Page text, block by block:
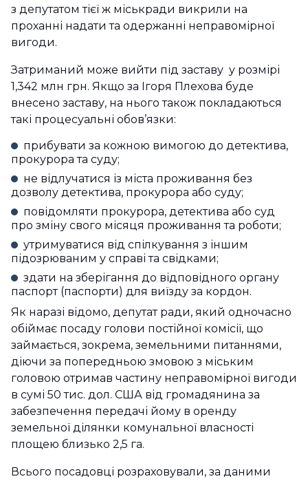
з депутатом тієї ж міськради викрили на
проханні надати та одержанні неправомірної
вигоди.
Затриманий може вийти під заставу у розмірі
1,342 млн грн. Якщо за Ігоря Плехова буде
внесено заставу, на нього також покладаються
такі процесуальні обов’язки:
прибувати за кожною вимогою до детектива,
прокурора та суду;
не відлучатися із міста проживання без
дозволу детектива, прокурора або суду;
повідомляти прокурора, детектива або суд
про зміну свого місяця проживання та роботи;
утримуватися від спілкування з іншим
підозрюваним у справі та свідками;
здати на зберігання до відповідного органу
паспорт (паспорти) для виїзду за кордон.
Як наразі відомо, депутат ради, який одночасно
обіймає посаду голови постійної комісії, що
займається, зокрема, земельними питаннями,
діючи за попередньою змовою з міським
головою отримав частину неправомірної вигоди
в сумі 50 тис. дол. США від громадянина за
забезпечення передачі йому в оренду
земельної ділянки комунальної власності
площею близько 2,5 га.
Всього посадовці розраховували, за даними